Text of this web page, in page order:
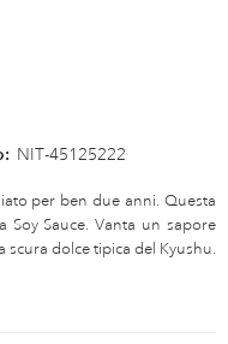
NIT-45125222
per ben due anni. Questa
Soy Sauce. Vanta un sapore
scura dolce tipica del Kyushu.